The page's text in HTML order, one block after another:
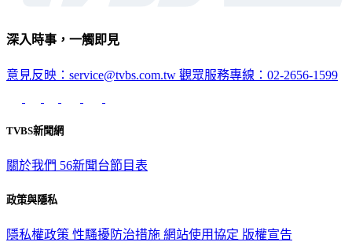
深入時事，一觸即見
意見反映：service@tvbs.com.tw 觀眾服務專線：02-2656-1599
TVBS新聞網
關於我們 56新聞台節目表
政策與隱私
隱私權政策 性騷擾防治措施 網站使用協定 版權宣告